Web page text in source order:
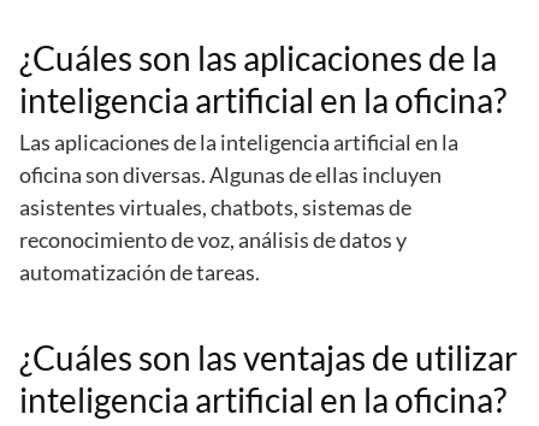
¿Cuáles son las aplicaciones de la
inteligencia artificial en la oficina?
Las aplicaciones de la inteligencia artificial en la
oficina son diversas. Algunas de ellas incluyen
asistentes virtuales, chatbots, sistemas de
reconocimiento de voz, análisis de datos y
automatización de tareas.
¿Cuáles son las ventajas de utilizar
inteligencia artificial en la oficina?